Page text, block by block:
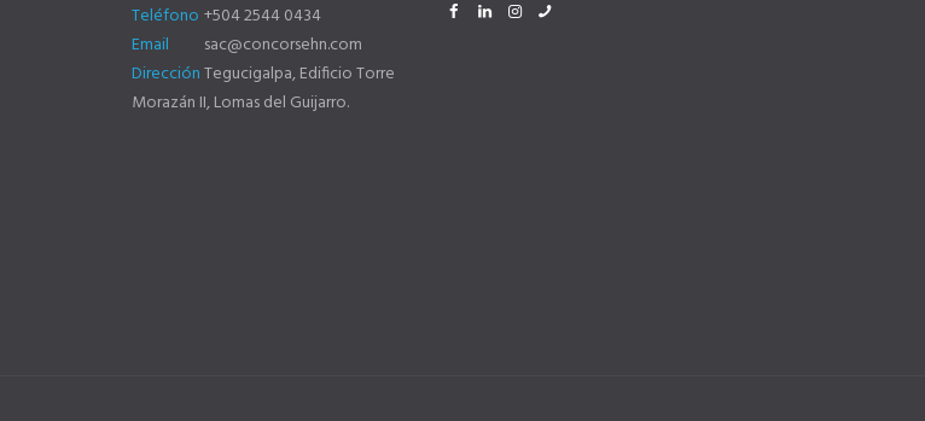
Teléfono +504 2544 0434
Email
sac@concorsehn.com
DirecciónTegucigalpa, Edificio Torre
Morazán II, Lomas del Guijarro.